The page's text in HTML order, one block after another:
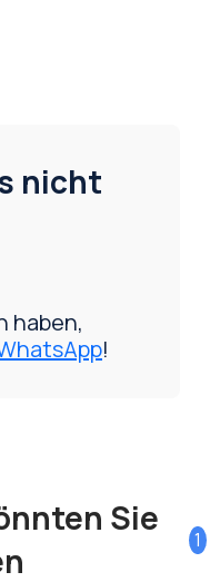
nicht
haben,
!
Sie
1